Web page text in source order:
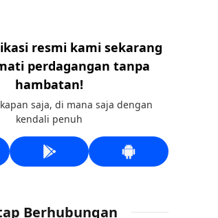
resmi kami sekarang
perdagangan tanpa
hambatan!
saja, di mana saja dengan
kendali penuh
Berhubungan